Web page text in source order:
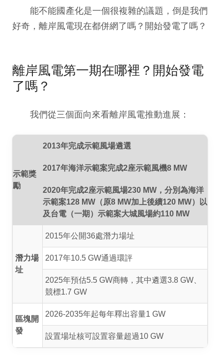
能不能國產化是一個很複雜的議題，倒是我們
好奇，離岸風電現在都併網了嗎？開始發電了嗎？
離岸風電第一期在哪裡？開始發電
了嗎？
我們從三個面向來看離岸風電推動進展：
示範獎
勵
2013年完成示範風場遴選
2017年海洋示範案完成2座示範風機8 MW
2020年完成2座示範風場230 MW，分別為海洋
示範案128 MW（原8 MW加上後續120 MW）以
及台電（一期）示範案大城風場約110 MW
潛力場
址
2015年公開36處潛力場址
2017年10.5 GW通過環評
2025年預估5.5 GW商轉，其中遴選3.8 GW、
競標1.7 GW
區塊開
發
2026-2035年起每年釋出容量1 GW
設置場址核可設置容量超過10 GW